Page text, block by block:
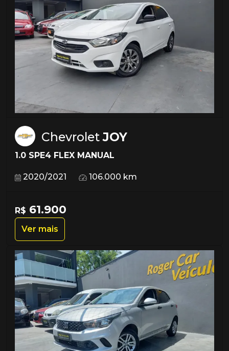
ChevroletJOY
1.0 SPE4 FLEX MANUAL
2020/2021 106.000 km
R$ 61.900
Ver mais